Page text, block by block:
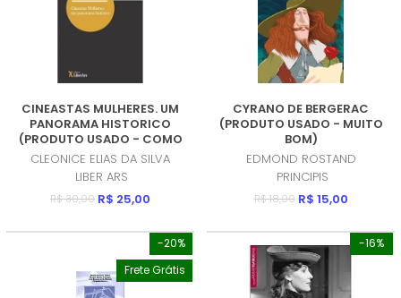
CINEASTAS MULHERES. UM
PANORAMA HISTORICO
(PRODUTO USADO - COMO
NOVO)
CLEONICE ELIAS DA SILVA
LIBER ARS
R$ 30,00 R$ 25,00
CYRANO DE BERGERAC
(PRODUTO USADO - MUITO
BOM)
EDMOND ROSTAND
PRINCIPIS
R$ 18,00 R$ 15,00
-20%
Frete Grátis
-16%